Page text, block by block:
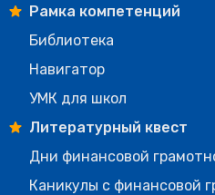
Рамка компетенций
Библиотека
Навигатор
УМК для школ
Литературный квест
Дни финансовой
Каникулы с финансовой